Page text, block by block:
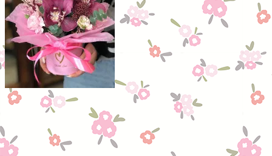
избранное сравнить